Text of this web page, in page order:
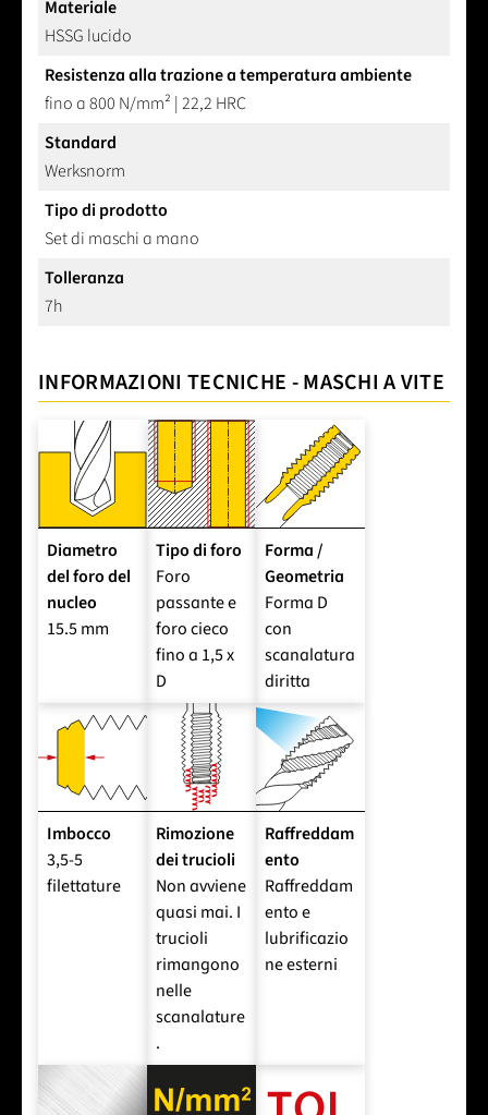
Materiale
HSSG lucido
Resistenza alla trazione a temperatura ambiente
fino a 800 N/mm² | 22,2 HRC
Standard
Werksnorm
Tipo di prodotto
Set di maschi a mano
Tolleranza
7h
INFORMAZIONI TECNICHE - MASCHI A VITE
Diametro
del foro del
nucleo
15.5 mm
Tipo di foro
Foro
passante e
foro cieco
fino a 1,5 x
D
Forma /
Geometria
Forma D
con
scanalatura
diritta
Imbocco
3,5-5
filettature
Rimozione
dei trucioli
Non avviene
quasi mai. I
trucioli
rimangono
nelle
scanalature
.
Raffreddam
ento
Raffreddam
ento e
lubrificazio
ne esterni